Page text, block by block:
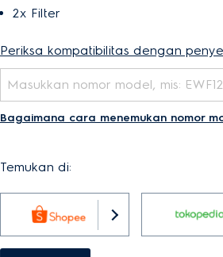
2x Filter
Periksa kompatibilitas dengan
Bagaimana cara menemukan nomor
Temukan di: